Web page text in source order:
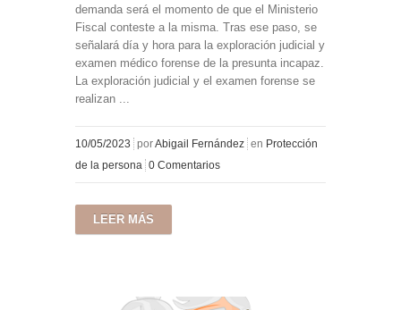
demanda será el momento de que el Ministerio
Fiscal conteste a la misma. Tras ese paso, se
señalará día y hora para la exploración judicial y
examen médico forense de la presunta incapaz.
La exploración judicial y el examen forense se
realizan ...
10/05/2023 porAbigail Fernández en Protección
de la persona 0 Comentarios
LEER MÁS